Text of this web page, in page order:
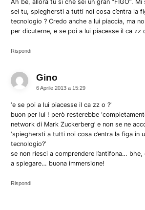
Ah be, allora tu si che sei un gran “FIGO”. Mi
sei tu, spieghersti a tutti noi cosa c’entra la
tecnologio ? Credo anche a lui piaccia, ma
per dicuterne, e se poi a lui piacesse il ca zz
Rispondi
Gino
6 Aprile 2013 a 15:29
‘e se poi a lui piacesse il ca zz o ?’
buon per lui ! però resterebbe
network di Mark Zuckerberg’ e non se ne
‘spieghersti a tutti noi cosa c’entra la figa in
tecnologio?’
se non riesci a comprendere l’antifona…
a spiegare… buona immersione!
Rispondi